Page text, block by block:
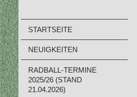
STARTSEITE
NEUIGKEITEN
RADBALL-TERMINE
2025/26 (STAND
21.04.2026)